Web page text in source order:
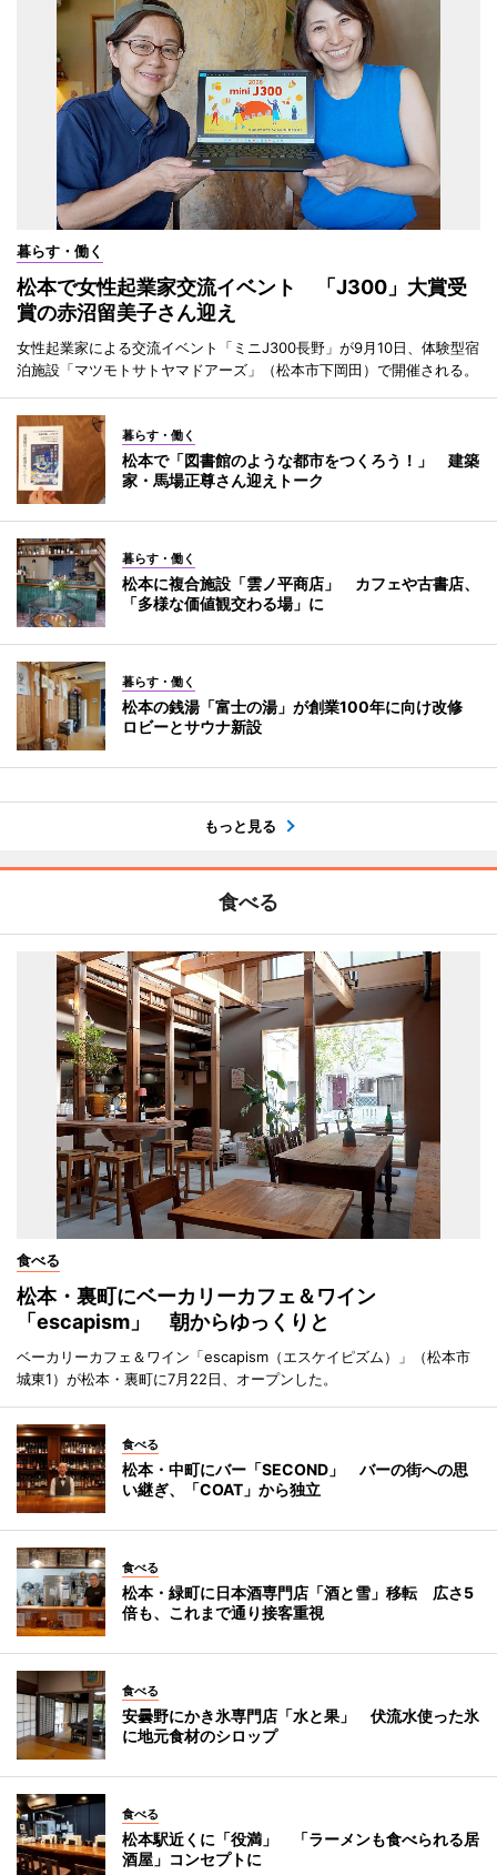
暮らす・働く
松本で女性起業家交流イベント 「J300」大賞受
賞の赤沼留美子さん迎え
女性起業家による交流イベント「ミニJ300長野」が9月10日、体験型宿
泊施設「マツモトサトヤマドアーズ」（松本市下岡田）で開催される。
暮らす・働く
松本で「図書館のような都市をつくろう！」 建築
家・馬場正尊さん迎えトーク
暮らす・働く
松本に複合施設「雲ノ平商店」 カフェや古書店、
「多様な価値観交わる場」に
暮らす・働く
松本の銭湯「富士の湯」が創業100年に向け改修
ロビーとサウナ新設
もっと見る
食べる
食べる
松本・裏町にベーカリーカフェ＆ワイン
「escapism」 朝からゆっくりと
ベーカリーカフェ＆ワイン「escapism（エスケイピズム）」（松本市
城東1）が松本・裏町に7月22日、オープンした。
食べる
松本・中町にバー「SECOND」 バーの街への思
い継ぎ、「COAT」から独立
食べる
松本・緑町に日本酒専門店「酒と雪」移転 広さ5
倍も、これまで通り接客重視
食べる
安曇野にかき氷専門店「水と果」 伏流水使った氷
に地元食材のシロップ
食べる
松本駅近くに「役満」 「ラーメンも食べられる居
酒屋」コンセプトに